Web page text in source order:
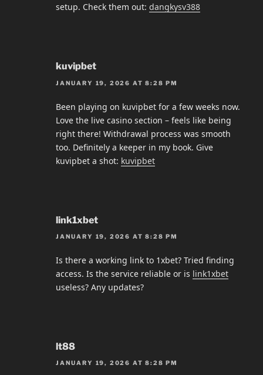
setup. Check them out: dangkysv388
kuvipbet
JANUARY 19, 2026 AT 8:28 PM
Been playing on kuvipbet for a few weeks now.
Love the live casino section – feels like being
right there! Withdrawal process was smooth
too. Definitely a keeper in my book. Give
kuvipbet a shot: kuvipbet
link1xbet
JANUARY 19, 2026 AT 8:28 PM
Is there a working link to 1xbet? Tried finding
access. Is the service reliable or is link1xbet
useless? Any updates?
lt88
JANUARY 19, 2026 AT 8:28 PM